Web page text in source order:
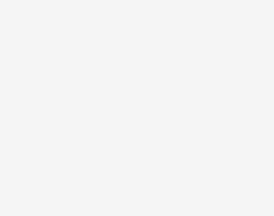
volwassenen